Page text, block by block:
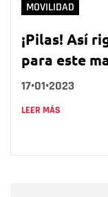
MOVILIDAD
¡Pilas! Así
para este
17•01•2023
LEER MÁS